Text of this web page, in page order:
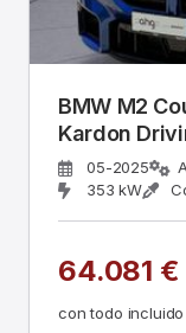
BMW M2
Kardon
05-2025
353 kW
64.081 €
con todo incluido